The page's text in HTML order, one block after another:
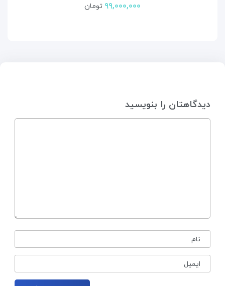
۹۹,۰۰۰,۰۰۰ تومان
دیدگاهتان را بنویسید
نام
ایمیل